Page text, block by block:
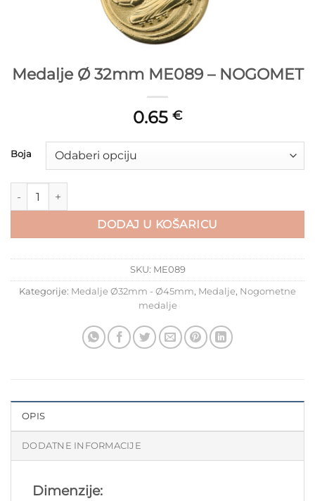
Medalje Ø 32mm ME089 – NOGOMET
0.65 €
Boja
Medalje Ø 32mm ME089 - NOGOMET količina
DODAJ U KOŠARICU
SKU: ME089
Kategorije: Medalje Ø32mm - Ø45mm, Medalje, Nogometne
medalje
OPIS
DODATNE INFORMACIJE
Dimenzije: